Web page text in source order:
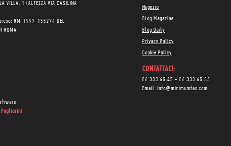
VILLA, 1 (ALTEZZA VIA CASILINA
RM-1997-155274 DEL
ROMA
Pagliarini
Negozio
Blog Magazine
Blog Daily
Privacy Policy
Cookie Policy
CONTATTACI:
06 333.65.45 • 06 333.65.53
Email: info@minimumfax.com